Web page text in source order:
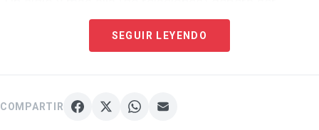
nuestra consigna, (…) estamos ya listos para
suscribir una relación estratégica de más alto nivel”,
hablar en el futuro”.
SEGUIR LEYENDO
COMPARTIR